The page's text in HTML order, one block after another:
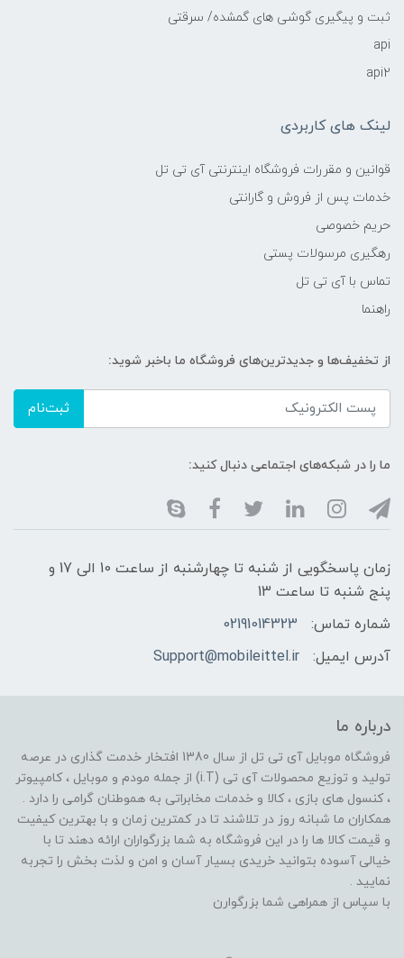
ثبت و پیگیری گوشی های گمشده/ سرقتی
api
api2
لینک های کاربردی
قوانین و مقررات فروشگاه اینترنتی آی تی تل
خدمات پس از فروش و گارانتی
حریم خصوصی
رهگیری مرسولات پستی
تماس با آی تی تل
راهنما
از تخفیف‌ها و جدیدترین‌های فروشگاه ما باخبر شوید:
ثبت‌نام
ما را در شبکه‌های اجتماعی دنبال کنید:
زمان پاسخگویی از شنبه تا چهارشنبه از ساعت 10 الی 17 و
پنج شنبه تا ساعت 13
شماره تماس:
02191014323
آدرس ایمیل:
Support@mobileittel.ir
درباره ما
فروشگاه موبایل آی تی تل از سال 1380 افتخار خدمت گذاری در عرصه
تولید و توزیع محصولات آی تی (i.T) از جمله مودم و موبایل ، کامپیوتر
، کنسول های بازی ، کالا و خدمات مخابراتی به هموطنان گرامی را دارد .
همکاران ما شبانه روز در تلاشند تا در کمترین زمان و با بهترین کیفیت
و قیمت کالا ها را در این فروشگاه به شما بزرگواران ارائه دهند تا با
خیالی آسوده بتوانید خریدی بسیار آسان و امن و لذت بخش را تجربه
نمایید .
با سپاس از همراهی شما بزرگوارن